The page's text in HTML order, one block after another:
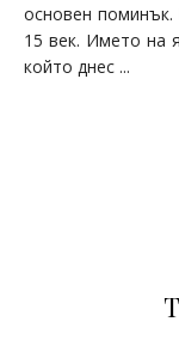
основен
15 век. Името на
който днес ...